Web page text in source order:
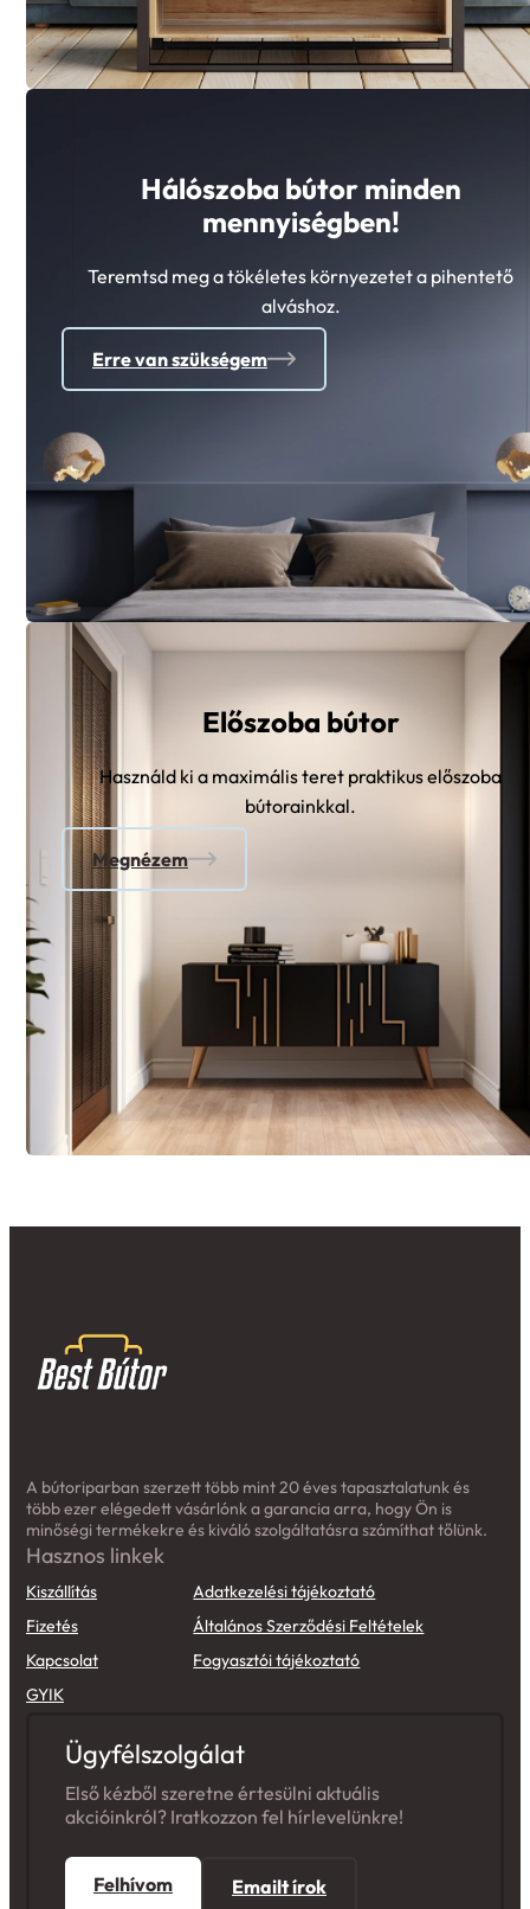
Hálószoba bútor minden
mennyiségben!
Teremtsd meg a tökéletes környezetet a pihentető
alváshoz.
Erre van szükségem
Előszoba bútor
Használd ki a maximális teret praktikus előszoba
bútorainkkal.
Megnézem
A bútoriparban szerzett több mint 20 éves tapasztalatunk és
több ezer elégedett vásárlónk a garancia arra, hogy Ön is
minőségi termékekre és kiváló szolgáltatásra számíthat tőlünk.
Hasznos linkek
Kiszállítás
Fizetés
Kapcsolat
GYIK
Adatkezelési tájékoztató
Általános Szerződési Feltételek
Fogyasztói tájékoztató
Ügyfélszolgálat
Első kézből szeretne értesülni aktuális
akcióinkról? Iratkozzon fel hírlevelünkre!
Felhívom Emailt írok